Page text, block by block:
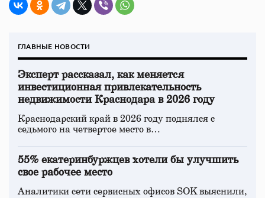
ГЛАВНЫЕ НОВОСТИ
Эксперт рассказал, как меняется
инвестиционная привлекательность
недвижимости Краснодара в 2026 году
Краснодарский край в 2026 году поднялся с
седьмого на четвертое место в…
55% екатеринбуржцев хотели бы улучшить
свое рабочее место
Аналитики сети сервисных офисов SOK выяснили,